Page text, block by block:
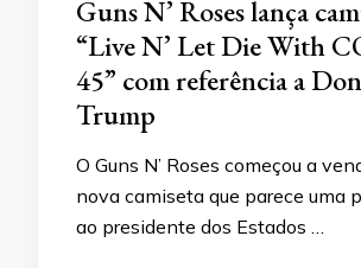
Guns N’ Roses lança
“Live N’ Let Die With
45” com referência a
Trump
O Guns N’ Roses começou a
nova camiseta que parece uma
ao presidente dos Estados …